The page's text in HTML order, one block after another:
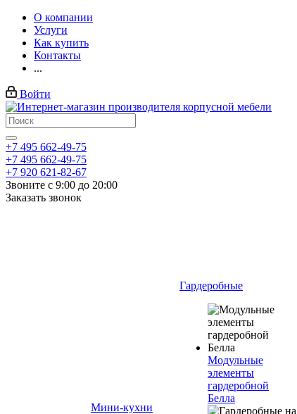
О компании
Услуги
Как купить
Контакты
...
Войти
+7 495 662-49-75
+7 495 662-49-75
+7 920 621-82-67
Звоните с 9:00 до 20:00
Заказать звонок
Мини-кухни
Гардеробные
Модульные
элементы
гардеробной
Белла